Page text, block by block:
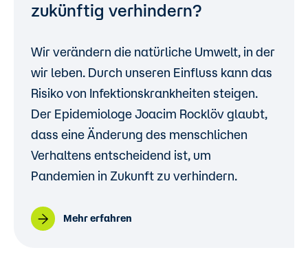
zukünftig verhindern?
Wir verändern die natürliche Umwelt, in der
wir leben. Durch unseren Einfluss kann das
Risiko von Infektionskrankheiten steigen.
Der Epidemiologe Joacim Rocklöv glaubt,
dass eine Änderung des menschlichen
Verhaltens entscheidend ist, um
Pandemien in Zukunft zu verhindern.
Mehr erfahren